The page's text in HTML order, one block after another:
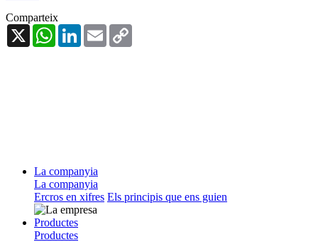
Comparteix
X
WhatsAppLinkedInEmail
La companyia
La companyia
Ercros en xifres Els principis que ens guien
Productes
Productes